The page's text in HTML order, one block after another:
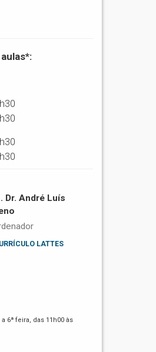
Dr. André Luís
LATTES
6ª feira, das 11h00 às